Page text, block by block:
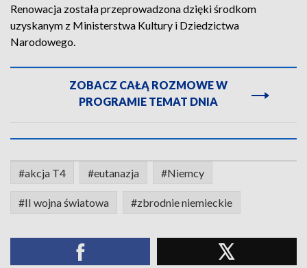
Renowacja została przeprowadzona dzięki środkom
uzyskanym z Ministerstwa Kultury i Dziedzictwa
Narodowego.
ZOBACZ CAŁĄ ROZMOWE W
PROGRAMIE TEMAT DNIA
#akcja T4 #eutanazja #Niemcy
#II wojna światowa #zbrodnie niemieckie